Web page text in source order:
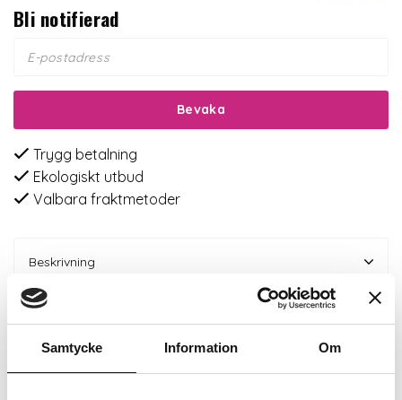
Samtycke Information Om
Bli notifierad
Bevaka
Trygg betalning
Ekologiskt utbud
Valbara fraktmetoder
Beskrivning
Recensioner
Om tillverkaren